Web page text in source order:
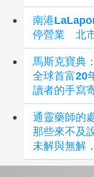
南港
停營業 北
馬斯克寶典
全球首富20
讀者的手寫
通靈藥師的
那些來不及
未解與無解